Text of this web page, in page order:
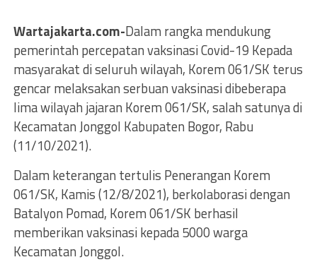
Wartajakarta.com-Dalam rangka mendukung
pemerintah percepatan vaksinasi Covid-19 Kepada
masyarakat di seluruh wilayah, Korem 061/SK terus
gencar melaksakan serbuan vaksinasi dibeberapa
lima wilayah jajaran Korem 061/SK, salah satunya di
Kecamatan Jonggol Kabupaten Bogor, Rabu
(11/10/2021).
Dalam keterangan tertulis Penerangan Korem
061/SK, Kamis (12/8/2021), berkolaborasi dengan
Batalyon Pomad, Korem 061/SK berhasil
memberikan vaksinasi kepada 5000 warga
Kecamatan Jonggol.